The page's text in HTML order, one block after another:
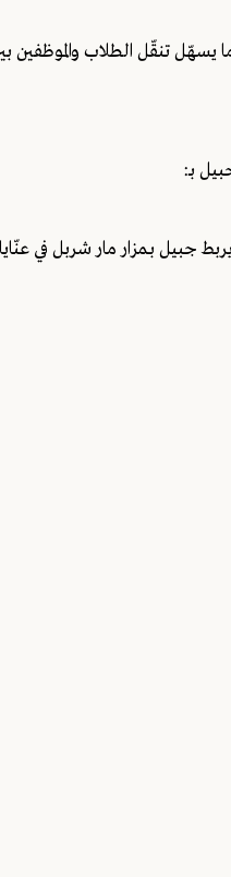
يسهّل تنقّل الطلاب والموظفين
بـ:
جبيل بـمزار مار شربل في